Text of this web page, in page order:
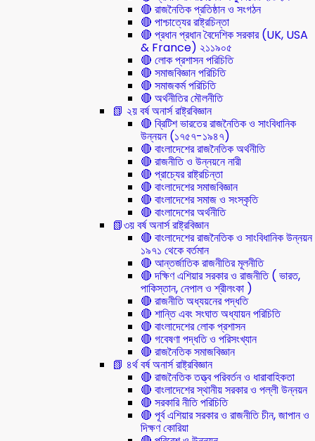
🔴 রাজনৈতিক প্রতিষ্ঠান ও সংগঠন
🔴 পাশ্চাত্যের রাষ্ট্রচিন্তা
🔴 প্রধান প্রধান বৈদেশিক সরকার (UK, USA
& France) ২১১৯০৫
🔴 লোক প্রশাসন পরিচিতি
🔴 সমাজবিজ্ঞান পরিচিতি
🔴 সমাজকর্ম পরিচিতি
🔴 অর্থনীতির মৌলনীতি
📗 ২য় বর্ষ অনার্স রাষ্ট্রবিজ্ঞান
🔴 ব্রিটিশ ভারতের রাজনৈতিক ও সাংবিধানিক
উন্নয়ন (১৭৫৭-১৯৪৭)
🔴 বাংলাদেশের রাজনৈতিক অর্থনীতি
🔴 রাজনীতি ও উন্নয়নে নারী
🔴 প্রাচ্যের রাষ্ট্রচিন্তা
🔴 বাংলাদেশের সমাজবিজ্ঞান
🔴 বাংলাদেশের সমাজ ও সংস্কৃতি
🔴 বাংলাদেশের অর্থনীতি
📗৩য় বর্ষ অনার্স রাষ্ট্রবিজ্ঞান
🔴 বাংলাদেশের রাজনৈতিক ও সাংবিধানিক উন্নয়ন
১৯৭১ থেকে বর্তমান
🔴 আন্তর্জাতিক রাজনীতির মূলনীতি
🔴 দক্ষিণ এশিয়ার সরকার ও রাজনীতি ( ভারত,
পাকিস্তান, নেপাল ও শ্রীলংকা )
🔴 রাজনীতি অধ্যয়নের পদ্ধতি
🔴 শান্তি এবং সংঘাত অধ্যায়ন পরিচিতি
🔴 বাংলাদেশের লোক প্রশাসন
🔴 গবেষণা পদ্ধতি ও পরিসংখ্যান
🔴 রাজনৈতিক সমাজবিজ্ঞান
📗 ৪র্থ বর্ষ অনার্স রাষ্ট্রবিজ্ঞান
🔴 রাজনৈতিক তত্ত্ব পরিবর্তন ও ধারাবাহিকতা
🔴 বাংলাদেশের স্থানীয় সরকার ও পল্লী উন্নয়ন
🔴 সরকারি নীতি পরিচিতি
🔴 পূর্ব এশিয়ার সরকার ও রাজনীতি চীন, জাপান ও
দিক্ষণ কোরিয়া